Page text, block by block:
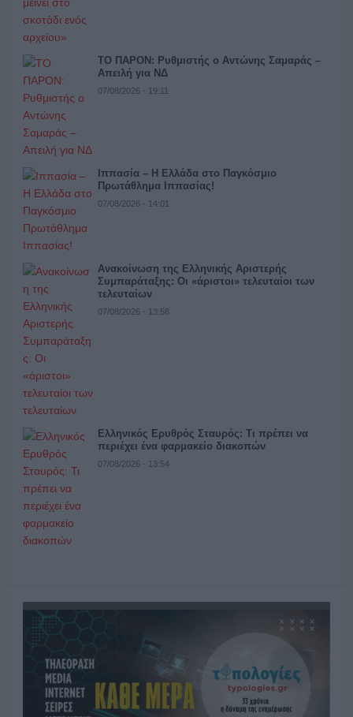
ΤΟ ΠΑΡΟΝ: Ρυθμιστής ο Αντώνης Σαμαράς –
Απειλή για ΝΔ
07/08/2026 - 19:11
Ιππασία – Η Ελλάδα στο Παγκόσμιο
Πρωτάθλημα Ιππασίας!
07/08/2026 - 14:01
Ανακοίνωση της Ελληνικής Αριστερής
Συμπαράταξης: Οι «άριστοι» τελευταίοι των
τελευταίων
07/08/2026 - 13:58
Ελληνικός Ερυθρός Σταυρός: Τι πρέπει να
περιέχει ένα φαρμακείο διακοπών
07/08/2026 - 13:54